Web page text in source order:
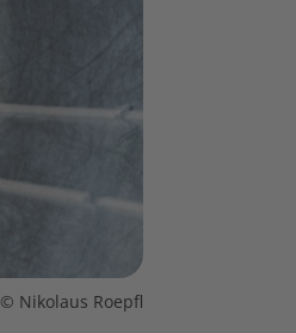
© Nikolaus Roepfl